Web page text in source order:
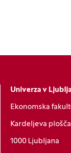
Univerza v
Ekonomska
Kardeljeva
1000 Ljubljana